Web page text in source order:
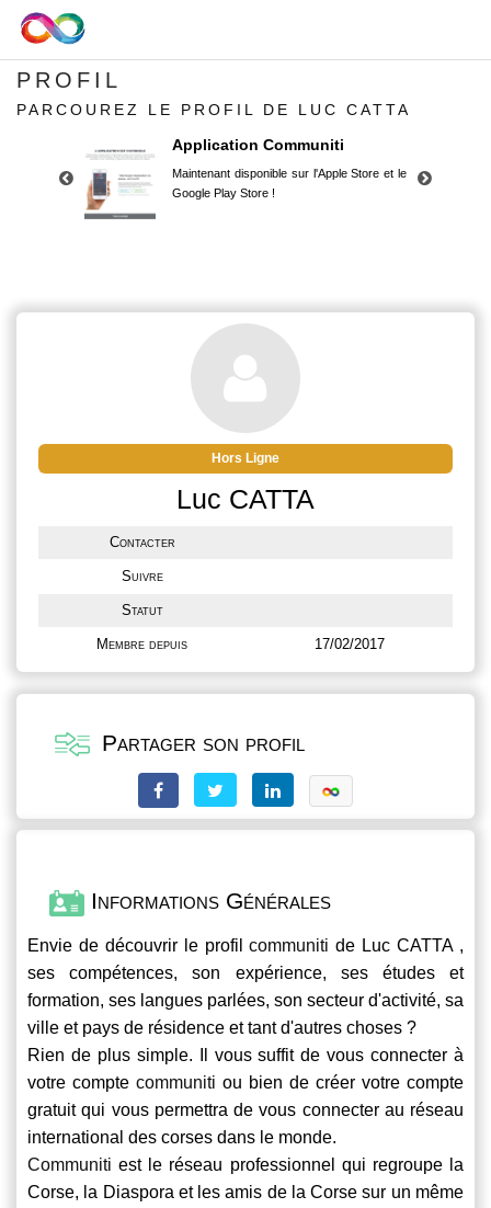
PROFIL
PARCOUREZ LE PROFIL DE LUC CATTA
Application Communiti
Maintenant disponible sur l'Apple Store et le
Google Play Store !
Google Play Store !
Hors Ligne
Luc CATTA
Contacter
Suivre
Statut
Membre depuis 17/02/2017
Partager son profil
Informations Générales
Envie de découvrir le profilcommuniti de Luc CATTA ,
ses compétences, son expérience, ses études et
formation, ses langues parlées, son secteur d'activité, sa
ville et pays de résidence et tant d'autres choses ?
Rien de plus simple. Il vous suffit de vous connecter à
votre compte communiti ou bien de créer votre compte
gratuit qui vous permettra de vous connecter au réseau
international des corses dans le monde.
Communiti est le réseau professionnel qui regroupe la
Corse, la Diaspora et les amis de la Corse sur un même